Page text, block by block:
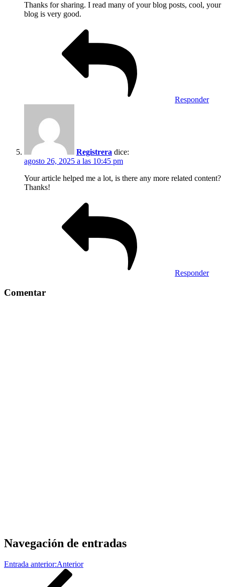
Thanks for sharing. I read many of your blog posts, cool, your
blog is very good.
Responder
Registrera dice:
agosto 26, 2025 a las 10:45 pm
Your article helped me a lot, is there any more related content?
Thanks!
Responder
Comentar
Navegación de entradas
Entrada anterior:Anterior